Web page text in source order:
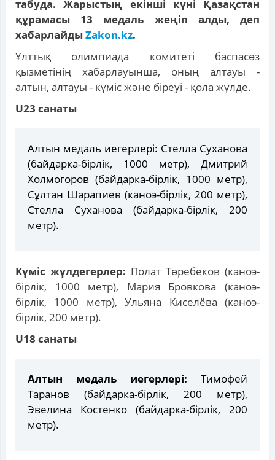
табуда. Жарыстың екінші күні Қазақстан
құрамасы 13 медаль жеңіп алды, деп
хабарлайдыZakon.kz.
Ұлттық олимпиада комитеті баспасөз
қызметінің хабарлауынша, оның алтауы -
алтын, алтауы - күміс және біреуі - қола жүлде.
U23 санаты
Алтын медаль иегерлері: Стелла Суханова
(байдарка-бірлік, 1000 метр), Дмитрий
Холмогоров (байдарка-бірлік, 1000 метр),
Сұлтан Шарапиев (каноэ-бірлік, 200 метр),
Стелла Суханова (байдарка-бірлік, 200
метр).
Күміс жүлдегерлер: Полат Төребеков (каноэ-
бірлік, 1000 метр), Мария Бровкова (каноэ-
бірлік, 1000 метр), Ульяна Киселёва (каноэ-
бірлік, 200 метр).
U18 санаты
Алтын медаль иегерлері: Тимофей
Таранов (байдарка-бірлік, 200 метр),
Эвелина Костенко (байдарка-бірлік, 200
метр).